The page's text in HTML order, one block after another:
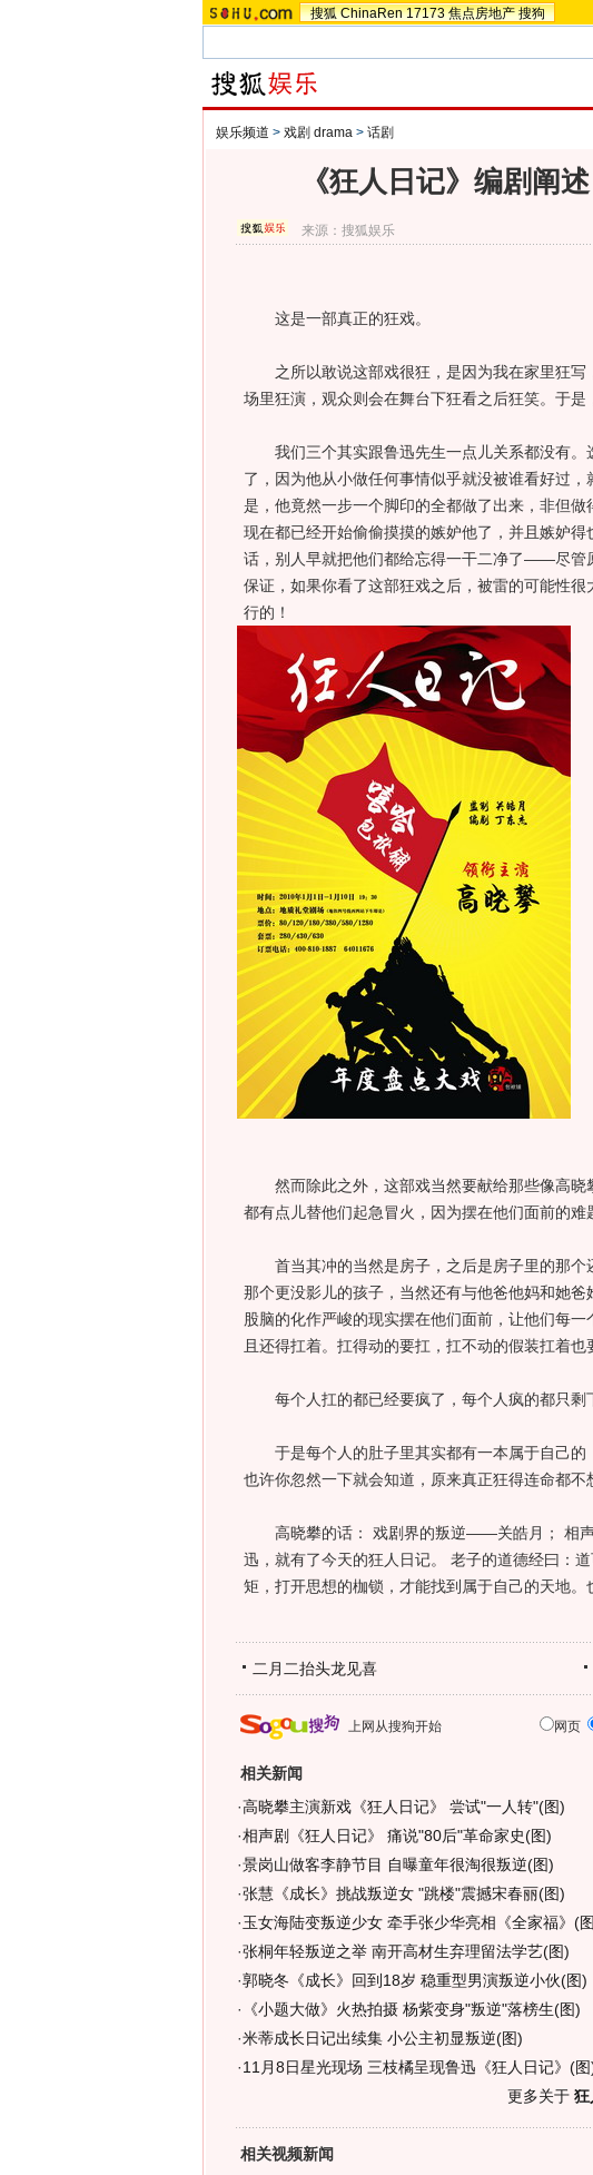
搜狐 ChinaRen 17173 焦点房地产 搜狗
娱乐频道 > 戏剧 drama > 话剧
《狂人日记》编剧阐
来源：搜狐娱乐
这是一部真正的狂戏。
之所以敢说这部戏很狂，是因为我在家里狂写
场里狂演，观众则会在舞台下狂看之后狂笑。于是
我们三个其实跟鲁迅先生一点儿关系都没有。
了，因为他从小做任何事情似乎就没被谁看好过
是，他竟然一步一个脚印的全都做了出来，非但
现在都已经开始偷偷摸摸的嫉妒他了，并且嫉妒
话，别人早就把他们都给忘得一干二净了——尽管
保证，如果你看了这部狂戏之后，被雷的可能性
行的！
然而除此之外，这部戏当然要献给那些像高晓
都有点儿替他们起急冒火，因为摆在他们面前的难
首当其冲的当然是房子，之后是房子里的那个
那个更没影儿的孩子，当然还有与他爸他妈和她
股脑的化作严峻的现实摆在他们面前，让他们每
且还得扛着。扛得动的要扛，扛不动的假装扛着也
每个人扛的都已经要疯了，每个人疯的都只剩
于是每个人的肚子里其实都有一本属于自己的
也许你忽然一下就会知道，原来真正狂得连命都
高晓攀的话： 戏剧界的叛逆——关皓月； 相
迅，就有了今天的狂人日记。 老子的道德经曰：
矩，打开思想的枷锁，才能找到属于自己的天地
二月二抬头龙见喜
上网从搜狗开始 网页
相关新闻
·高晓攀主演新戏《狂人日记》 尝试"一人转"(图)
·相声剧《狂人日记》 痛说"80后"革命家史(图)
·景岗山做客李静节目 自曝童年很淘很叛逆(图)
·张慧《成长》挑战叛逆女 "跳楼"震撼宋春丽(图)
·玉女海陆变叛逆少女 牵手张少华亮相《全家福》(图
·张桐年轻叛逆之举 南开高材生弃理留法学艺(图)
·郭晓冬《成长》回到18岁 稳重型男演叛逆小伙(图)
· 《小题大做》火热拍摄 杨紫变身"叛逆"落榜生(图)
·米蒂成长日记出续集 小公主初显叛逆(图)
·11月8日星光现场 三枝橘呈现鲁迅《狂人日记》(图
更多关于 狂
相关视频新闻